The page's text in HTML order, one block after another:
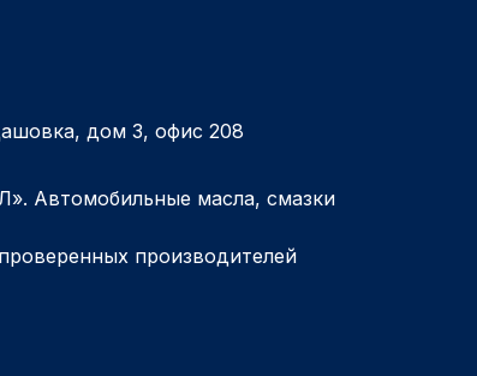
дом 3, офис 208
Автомобильные масла, смазки
производителей